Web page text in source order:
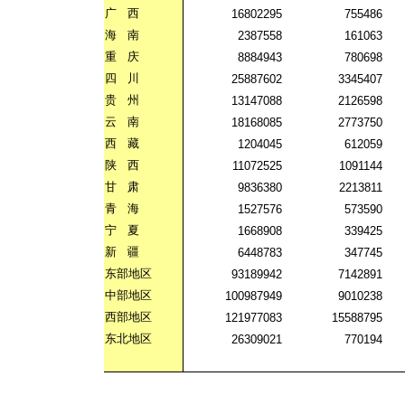
广
西 16802295
755486
海
南 2387558
161063
重
庆 8884943
780698
四
川 25887602
3345407
贵
州 13147088
2126598
云
南 18168085
2773750
西
藏 1204045
612059
陕
西 11072525
1091144
甘
肃 9836380
2213811
青
海 1527576
573590
宁
夏 1668908
339425
新
疆 6448783
347745
东部地区
93189942
7142891
中部地区
100987949
9010238
西部地区
121977083
15588795
东北地区
26309021 770194